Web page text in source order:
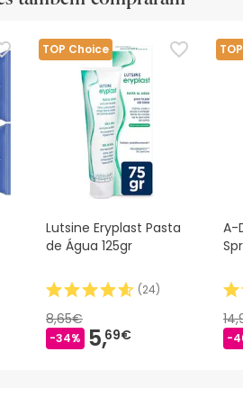
TOP Choice
Lutsine Eryplast Pasta
de Água 125gr
(24)
8,65€
-34% 5,69€
A-
-